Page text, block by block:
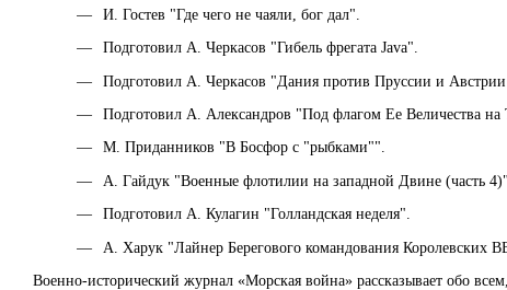
И. Гостев "Где чего не чаяли, бог дал".
Подготовил А. Черкасов "Гибель фрегата Java".
Подготовил А. Черкасов "Дания против Пруссии и Австрии
Подготовил А. Александров "Под флагом Ее Величества на
М. Приданников "В Босфор с "рыбками"".
А. Гайдук "Военные флотилии на западной Двине (часть
Подготовил А. Кулагин "Голландская неделя".
А. Харук "Лайнер Берегового командования Королевских
Военно-исторический журнал «Морская война» рассказывает обо